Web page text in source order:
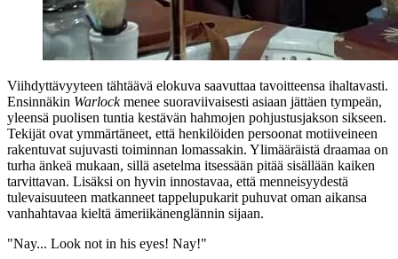
Viihdyttävyyteen tähtäävä elokuva saavuttaa tavoitteensa ihaltavasti.
Ensinnäkin Warlockmenee suoraviivaisesti asiaan jättäen tympeän,
yleensä puolisen tuntia kestävän hahmojen pohjustusjakson sikseen.
Tekijät ovat ymmärtäneet, että henkilöiden persoonat motiiveineen
rakentuvat sujuvasti toiminnan lomassakin. Ylimääräistä draamaa on
turha änkeä mukaan, sillä asetelma itsessään pitää sisällään kaiken
tarvittavan. Lisäksi on hyvin innostavaa, että menneisyydestä
tulevaisuuteen matkanneet tappelupukarit puhuvat oman aikansa
vanhahtavaa kieltä ämeriikänenglännin sijaan.
"Nay... Look not in his eyes! Nay!"